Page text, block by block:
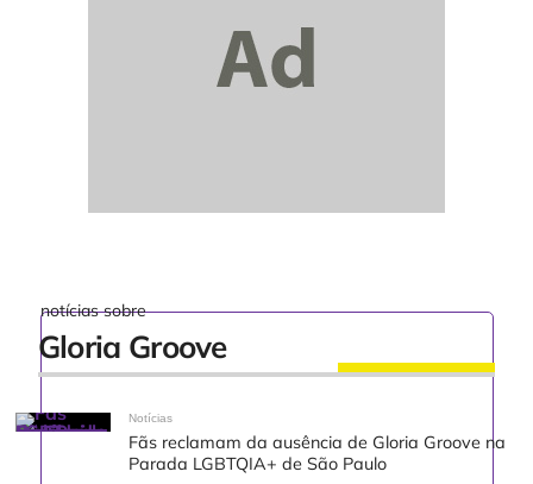
notícias sobre
Gloria Groove
Notícias
Fãs reclamam da ausência de Gloria Groove na
Parada LGBTQIA+ de São Paulo